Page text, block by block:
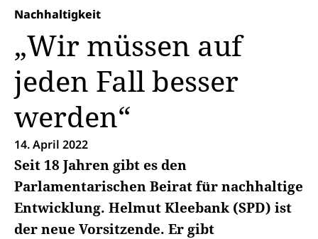
Nachhaltigkeit
„Wir müssen auf
jeden Fall besser
werden“
14. April 2022
Seit 18 Jahren gibt es den
Parlamentarischen Beirat für nachhaltige
Entwicklung. Helmut Kleebank (SPD) ist
der neue Vorsitzende. Er gibt